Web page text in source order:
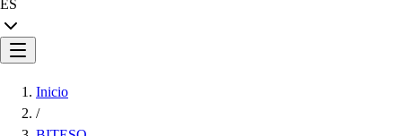
ES
Inicio
/